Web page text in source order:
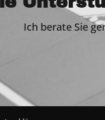
Ich berate Sie